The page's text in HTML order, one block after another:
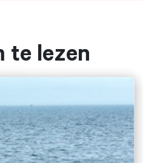
te lezen